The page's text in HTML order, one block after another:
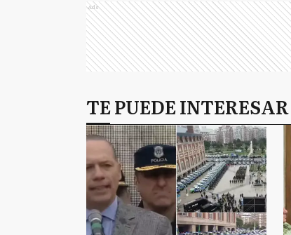
Ads
TE PUEDE INTERESAR